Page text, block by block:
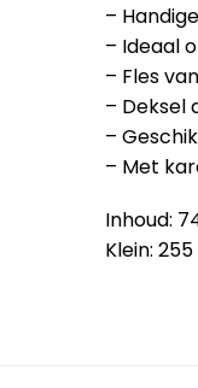
–
– Ideaal
– Fles
– Deksel
–
– Met
Inhoud:
Klein: